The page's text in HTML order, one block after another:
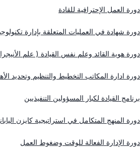
دورة العمل الإحترافية للقادة
دورة شهادة في العمليات المتعلقة بإدارة
دورة هوية القائد وعلم نفس القيادة ( علم
دورة ادارة المكاتب التخطيط والتنظيم وتحديد
برنامج القيادة لكبار المسؤولين التنفيذيين
دورة المنهج المتكامل في استراتيجية كايزن
دورة الإدارة الفعالة للوقت وضغوط العمل